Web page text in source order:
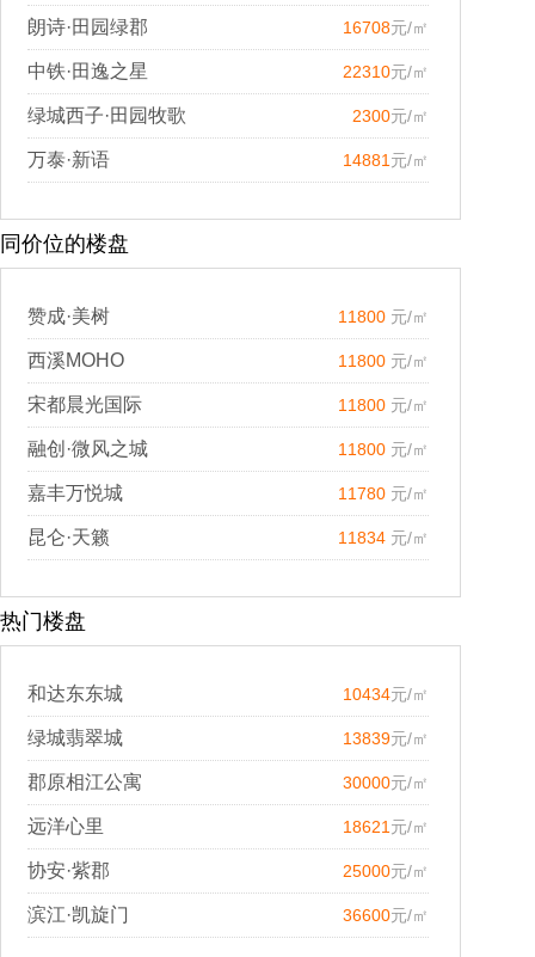
朗诗·田园绿郡 16708元/㎡
中铁·田逸之星 22310元/㎡
绿城西子·田园牧歌 2300元/㎡
万泰·新语 14881 元/㎡
同价位的楼盘
赞成·美树 11800 元/㎡
西溪MOHO 11800 元/㎡
宋都晨光国际 11800 元/㎡
融创·微风之城 11800 元/㎡
嘉丰万悦城 11780 元/㎡
昆仑·天籁 11834 元/㎡
热门楼盘
和达东东城 10434元/㎡
绿城翡翠城 13839元/㎡
郡原相江公寓 30000元/㎡
远洋心里 18621 元/㎡
协安·紫郡 25000元/㎡
滨江·凯旋门 36600元/㎡